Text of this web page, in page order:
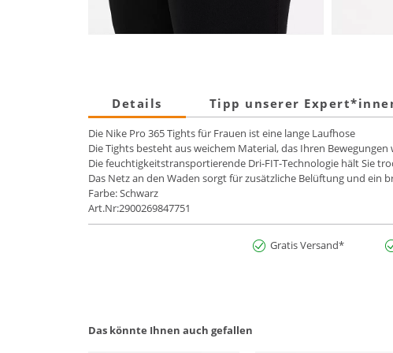
Details Tipp unserer
Die Nike Pro 365 Tights für Frauen ist eine lange Laufhose
Die Tights besteht aus weichem Material, das Ihren
Die feuchtigkeitstransportierende Dri-FIT-Technologie hält Sie
Das Netz an den Waden sorgt für zusätzliche Belüftung und ein
Farbe: Schwarz
Art.Nr:2900269847751
Gratis Versand*
Das könnte Ihnen auch gefallen